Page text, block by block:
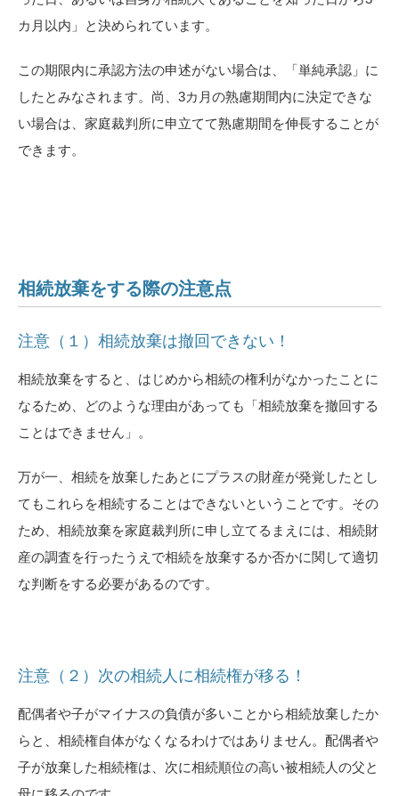
カ月以内」と決められています。
この期限内に承認方法の申述がない場合は、「単純承認」に
したとみなされます。尚、3カ月の熟慮期間内に決定できな
い場合は、家庭裁判所に申立てて熟慮期間を伸長することが
できます。
相続放棄をする際の注意点
注意（１）相続放棄は撤回できない！
相続放棄をすると、はじめから相続の権利がなかったことに
なるため、どのような理由があっても「相続放棄を撤回する
ことはできません」。
万が一、相続を放棄したあとにプラスの財産が発覚したとし
てもこれらを相続することはできないということです。その
ため、相続放棄を家庭裁判所に申し立てるまえには、相続財
産の調査を行ったうえで相続を放棄するか否かに関して適切
な判断をする必要があるのです。
注意（２）次の相続人に相続権が移る！
配偶者や子がマイナスの負債が多いことから相続放棄したか
らと、相続権自体がなくなるわけではありません。配偶者や
子が放棄した相続権は、次に相続順位の高い被相続人の父と